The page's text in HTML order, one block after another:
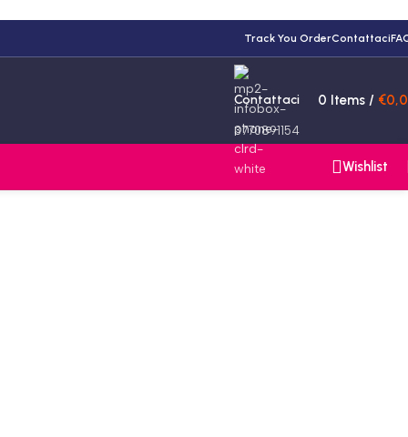
Track You OrderContattaci
Contattaci
3770891154
0 Items / €
Wishlist